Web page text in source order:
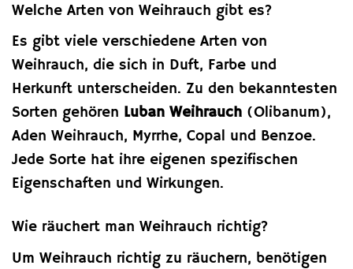
Welche Arten von Weihrauch gibt es?
Es gibt viele verschiedene Arten von
Weihrauch, die sich in Duft, Farbe und
Herkunft unterscheiden. Zu den bekanntesten
Sorten gehören Luban Weihrauch (Olibanum),
Aden Weihrauch, Myrrhe, Copal und Benzoe.
Jede Sorte hat ihre eigenen spezifischen
Eigenschaften und Wirkungen.
Wie räuchert man Weihrauch richtig?
Um Weihrauch richtig zu räuchern, benötigen